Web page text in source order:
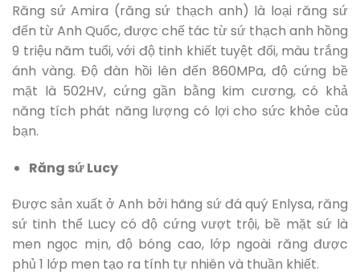
Răng sứ Amira (răng sứ thạch anh) là loại răng sứ
đến từ Anh Quốc, được chế tác từ sứ thạch anh hồng
9 triệu năm tuổi, với độ tinh khiết tuyệt đối, màu trắng
ánh vàng. Độ đàn hồi lên đến 860MPa, độ cứng bề
mặt là 502HV, cứng gần bằng kim cương, có khả
năng tích phát năng lượng có lợi cho sức khỏe của
bạn.
Răng sứ Lucy
Được sản xuất ở Anh bởi hãng sứ đá quý Enlysa, răng
sứ tinh thể Lucy có độ cứng vượt trội, bề mặt sứ là
men ngọc mịn, độ bóng cao, lớp ngoài răng được
phủ 1 lớp men tạo ra tính tự nhiên và thuần khiết.